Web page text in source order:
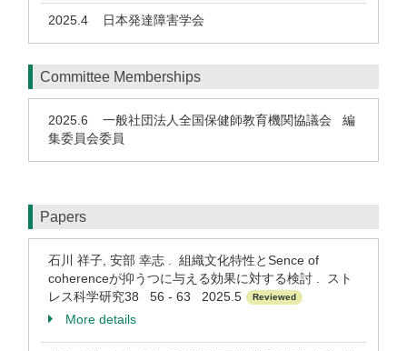
2025.4 日本発達障害学会
Committee Memberships
2025.6 一般社団法人全国保健師教育機関協議会 編
集委員会委員
Papers
石川 祥子, 安部 幸志 . 組織文化特性とSence of
coherenceが抑うつに与える効果に対する検討 . スト
レス科学研究38 56 - 63 2025.5
Reviewed
More details